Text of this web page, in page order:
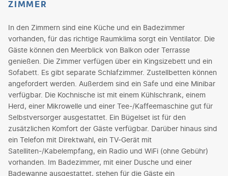
ZIMMER
In den Zimmern sind eine Küche und ein Badezimmer
vorhanden, für das richtige Raumklima sorgt ein Ventilator. Die
Gäste können den Meerblick von Balkon oder Terrasse
genießen. Die Zimmer verfügen über ein Kingsizebett und ein
Sofabett. Es gibt separate Schlafzimmer. Zustellbetten können
angefordert werden. Außerdem sind ein Safe und eine Minibar
verfügbar. Die Kochnische ist mit einem Kühlschrank, einem
Herd, einer Mikrowelle und einer Tee-/Kaffeemaschine gut für
Selbstversorger ausgestattet. Ein Bügelset ist für den
zusätzlichen Komfort der Gäste verfügbar. Darüber hinaus sind
ein Telefon mit Direktwahl, ein TV-Gerät mit
Satelliten-/Kabelempfang, ein Radio und WiFi (ohne Gebühr)
vorhanden. Im Badezimmer, mit einer Dusche und einer
Badewanne ausgestattet, stehen für die Gäste ein